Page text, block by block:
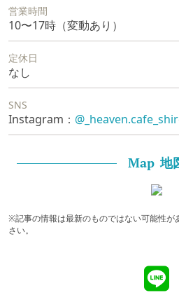
営業時間
10〜17時（変動あり）
定休日
なし
SNS
Instagram：
Map 地
※記事の情報は最新のものではない可能性が
さい。